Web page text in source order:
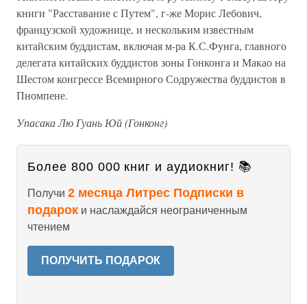
книги "Расставание с Путем", г-же Морис Лебович,
французской художнице, и нескольким известным
китайским буддистам, включая м-ра К.С.Фунга, главного
делегата китайских буддистов зоны Гонконга и Макао на
Шестом конгрессе Всемирного Содружества буддистов в
Пномпене.
Упасака Лю Гуань Юй (Гонконг)
Более 800 000 книг и аудиокниг! 📚
Получи 2 месяца Литрес Подписки в
подарок и наслаждайся неограниченным
чтением
ПОЛУЧИТЬ ПОДАРОК